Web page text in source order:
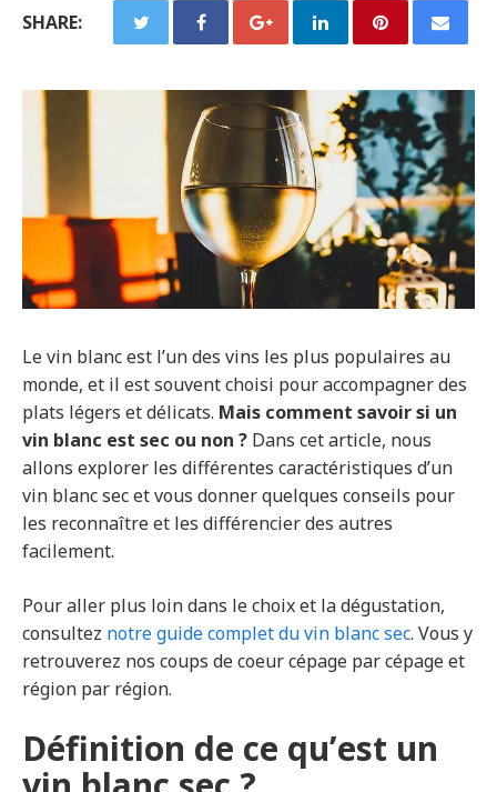
SHARE:
Le vin blanc est l’un des vins les plus populaires au
monde, et il est souvent choisi pour accompagner des
plats légers et délicats. Mais comment savoir si un
vin blanc est sec ou non ? Dans cet article, nous
allons explorer les différentes caractéristiques d’un
vin blanc sec et vous donner quelques conseils pour
les reconnaître et les différencier des autres
facilement.
Pour aller plus loin dans le choix et la dégustation,
consultez notre guide complet du vin blanc sec. Vous y
retrouverez nos coups de coeur cépage par cépage et
région par région.
Définition de ce qu’est un